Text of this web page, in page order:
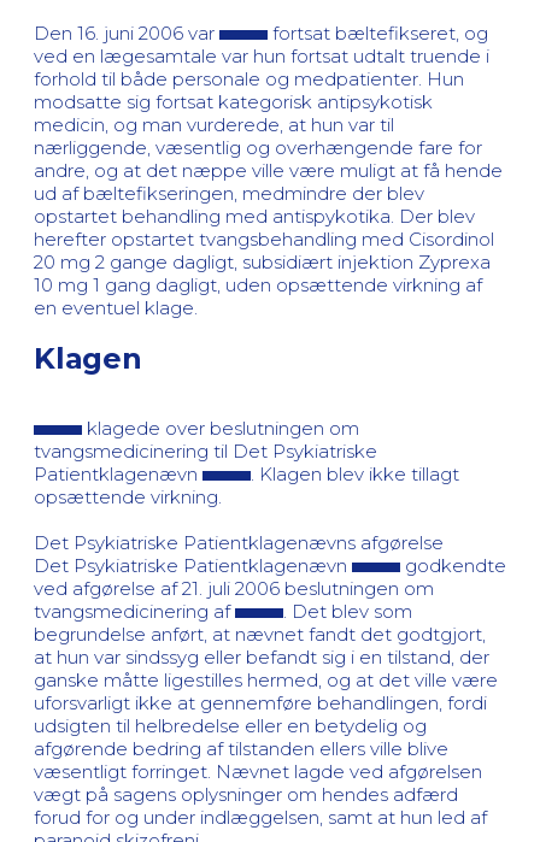
Den 16. juni 2006 var
fortsat bæltefikseret, og
ved en lægesamtale var hun fortsat udtalt truende i
forhold til både personale og medpatienter. Hun
modsatte sig fortsat kategorisk antipsykotisk
medicin, og man vurderede, at hun var til
nærliggende, væsentlig og overhængende fare for
andre, og at det næppe ville være muligt at få hende
ud af bæltefikseringen, medmindre der blev
opstartet behandling med antispykotika. Der blev
herefter opstartet tvangsbehandling med Cisordinol
20 mg 2 gange dagligt, subsidiært injektion Zyprexa
10 mg 1 gang dagligt, uden opsættende virkning af
en eventuel klage.
Klagen
klagede over beslutningen om
tvangsmedicinering til Det Psykiatriske
Patientklagenævn
. Klagen blev ikke tillagt
opsættende virkning.
Det Psykiatriske Patientklagenævns afgørelse
Det Psykiatriske Patientklagenævn
godkendte
ved afgørelse af 21. juli 2006 beslutningen om
tvangsmedicinering af
. Det blev som
begrundelse anført, at nævnet fandt det godtgjort,
at hun var sindssyg eller befandt sig i en tilstand, der
ganske måtte ligestilles hermed, og at det ville være
uforsvarligt ikke at gennemføre behandlingen, fordi
udsigten til helbredelse eller en betydelig og
afgørende bedring af tilstanden ellers ville blive
væsentligt forringet. Nævnet lagde ved afgørelsen
vægt på sagens oplysninger om hendes adfærd
forud for og under indlæggelsen, samt at hun led af